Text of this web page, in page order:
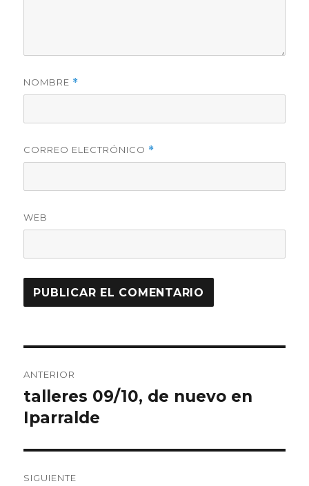
NOMBRE *
CORREO ELECTRÓNICO *
WEB
de
entradas
ANTERIOR
Entrada
anterior:
talleres 09/10, de nuevo en
Iparralde
SIGUIENTE